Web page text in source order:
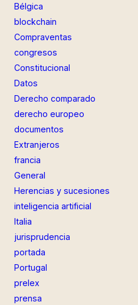
Bélgica
blockchain
Compraventas
congresos
Constitucional
Datos
Derecho comparado
derecho europeo
documentos
Extranjeros
francia
General
Herencias y sucesiones
inteligencia artificial
Italia
jurisprudencia
portada
Portugal
prelex
prensa